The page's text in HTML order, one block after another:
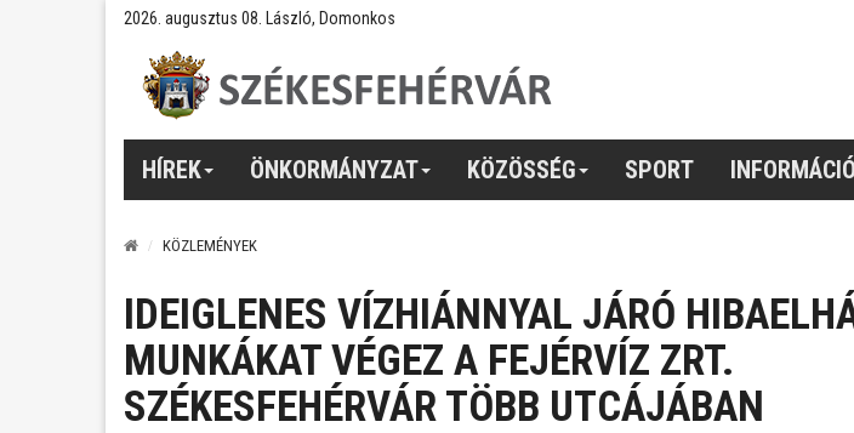
2026. augusztus 08. László, Domonkos
HÍREK ÖNKORMÁNYZAT KÖZÖSSÉG SPORT
KÖZLEMÉNYEK
IDEIGLENES VÍZHIÁNNYAL JÁRÓ
MUNKÁKAT VÉGEZ A FEJÉRVÍZ ZRT.
SZÉKESFEHÉRVÁR TÖBB UTCÁJÁBAN